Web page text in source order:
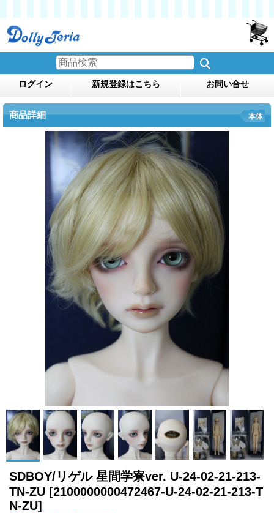
ログイン 新規登録はこちら お問い合せ
商品詳細 本体
SDBOY/リゲル 星間学寮ver. U-24-02-21-213-
TN-ZU [2100000000472467-U-24-02-21-213-T
N-ZU]